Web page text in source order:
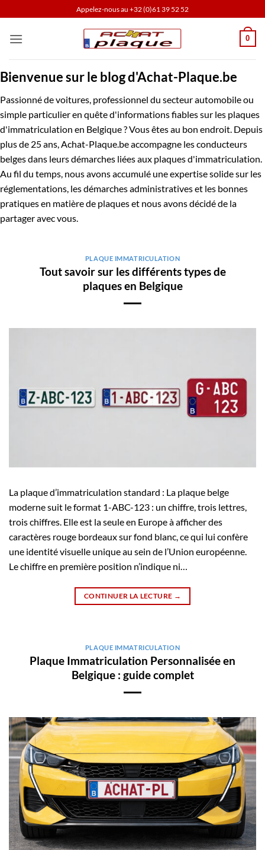
au
contenu
Appelez-nous au +32 (0)61 39 52 52
0
Bienvenue sur le blog d'Achat-Plaque.be
Passionné de voitures, professionnel du secteur automobile ou
simple particulier en quête d'informations fiables sur les plaques
d'immatriculation en Belgique ? Vous êtes au bon endroit. Depuis
plus de 25 ans, Achat-Plaque.be accompagne les conducteurs
belges dans leurs démarches liées aux plaques d'immatriculation.
Au fil du temps, nous avons accumulé une expertise solide sur les
réglementations, les démarches administratives et les bonnes
pratiques en matière de plaques et nous avons décidé de la
partager avec vous.
PLAQUE IMMATRICULATION
Tout savoir sur les différents types de
plaques en Belgique
La plaque d’immatriculation standard : La plaque belge
moderne suit le format 1-ABC-123 : un chiffre, trois lettres,
trois chiffres. Elle est la seule en Europe à afficher des
caractères rouge bordeaux sur fond blanc, ce qui lui confère
une identité visuelle unique au sein de l’Union européenne.
Le chiffre en première position n’indique ni…
CONTINUER LA LECTURE →
PLAQUE IMMATRICULATION
Plaque Immatriculation Personnalisée en
Belgique : guide complet